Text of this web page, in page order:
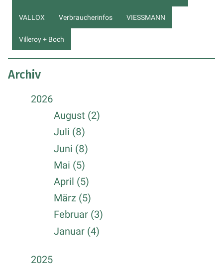
VALLOX Verbraucherinfos VIESSMANN
Villeroy + Boch
Archiv
2026
August (2)
Juli (8)
Juni (8)
Mai (5)
April (5)
März (5)
Februar (3)
Januar (4)
2025